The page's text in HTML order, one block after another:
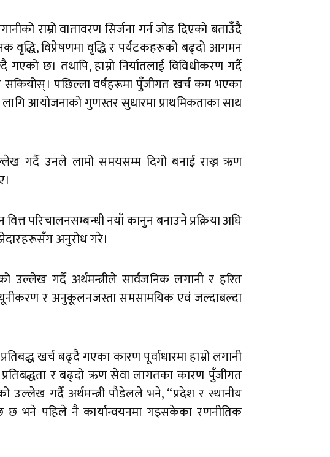
राम्रो वातावरण सिर्जना गर्न जोड दिएको बताउँदै
वृद्धि, विप्रेषणमा वृद्धि र पर्यटकहरूको बढ्दो आगमन
छ। तथापि, हाम्रो निर्यातलाई विविधीकरण गर्दै
सकियोस्। पछिल्ला वर्षहरूमा पुँजीगत खर्च कम भएका
आयोजनाको गुणस्तर सुधारमा प्राथमिकताका साथ
गर्दै उनले लामो समयसम्म दिगो बनाई राख्न ऋण
परिचालनसम्बन्धी नयाँ कानुन बनाउने प्रक्रिया अघि
अनुरोध गरे।
उल्लेख गर्दै अर्थमन्त्रीले सार्वजनिक लगानी र हरित
न्यूनीकरण र अनुकूलनजस्ता समसामयिक एवं जल्दाबल्दा
खर्च बढ्दै गएका कारण पूर्वाधारमा हाम्रो लगानी
प्रतिबद्धता र बढ्दो ऋण सेवा लागतका कारण पुँजीगत
गर्दै अर्थमन्त्री पौडेलले भने, “प्रदेश र स्थानीय
छ भने पहिले नै कार्यान्वयनमा गइसकेका रणनीतिक